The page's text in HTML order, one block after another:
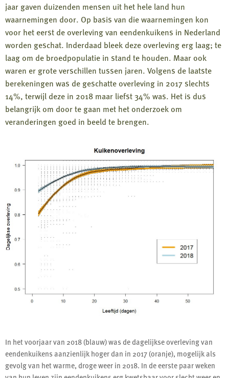
jaar gaven duizenden mensen uit het hele land hun
waarnemingen door. Op basis van die waarnemingen kon
voor het eerst de overleving van eendenkuikens in Nederland
worden geschat. Inderdaad bleek deze overleving erg laag; te
laag om de broedpopulatie in stand te houden. Maar ook
waren er grote verschillen tussen jaren. Volgens de laatste
berekeningen was de geschatte overleving in 2017 slechts
14%, terwijl deze in 2018 maar liefst 34% was. Het is dus
belangrijk om door te gaan met het onderzoek om
veranderingen goed in beeld te brengen.
In het voorjaar van 2018 (blauw) was de dagelijkse overleving van
eendenkuikens aanzienlijk hoger dan in 2017 (oranje), mogelijk als
gevolg van het warme, droge weer in 2018. In de eerste paar weken